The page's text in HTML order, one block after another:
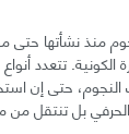
منذ نشأتها
الكونية. تتعدد
النجوم، حتى إن
بل تنتقل من